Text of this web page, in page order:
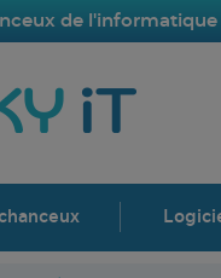
de l'informatique